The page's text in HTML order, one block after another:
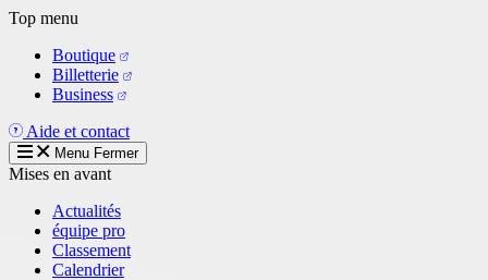
Aller
contenu
principal
Top menu
Boutique
Billetterie
Business
Aide et contact
Menu Fermer
Mises en avant
Actualités
équipe pro
Classement
Calendrier